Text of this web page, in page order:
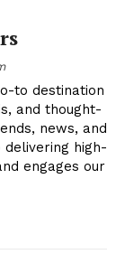
to destination
and thought-
news, and
high-
engages our